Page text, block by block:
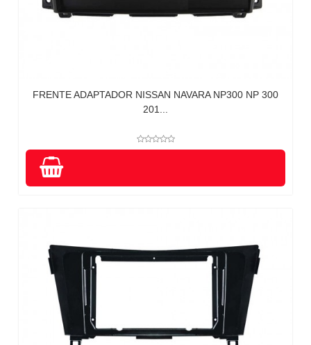
FRENTE ADAPTADOR NISSAN NAVARA NP300 NP 300
201...